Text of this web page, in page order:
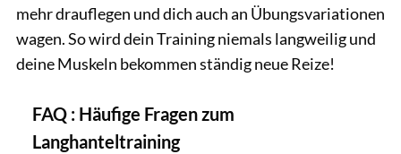
mehr drauflegen und dich auch an Übungsvariationen
wagen. So wird dein Training niemals langweilig und
deine Muskeln bekommen ständig neue Reize!
FAQ : Häufige Fragen zum
Langhanteltraining